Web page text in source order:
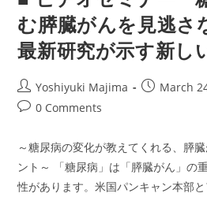
む膵臓がんを見逃さ
最新研究が示す新し
Post
author:
Yoshiyuki Majima
PostMarch
Post0 Comments
～糖尿病の変化が教えてくれる、膵
ント～ 「糖尿病」は「膵臓がん」の
性があります。米国パンキャン本部